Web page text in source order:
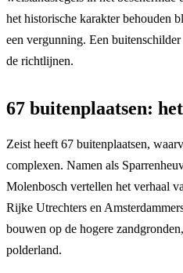
het historische karakter behouden
een vergunning. Een
de richtlijnen.
67 buitenplaatsen:
Zeist heeft 67 buitenplaatsen,
complexen. Namen als
Molenbosch vertellen het verhaal
Rijke Utrechters en
bouwen op de hogere
polderland.